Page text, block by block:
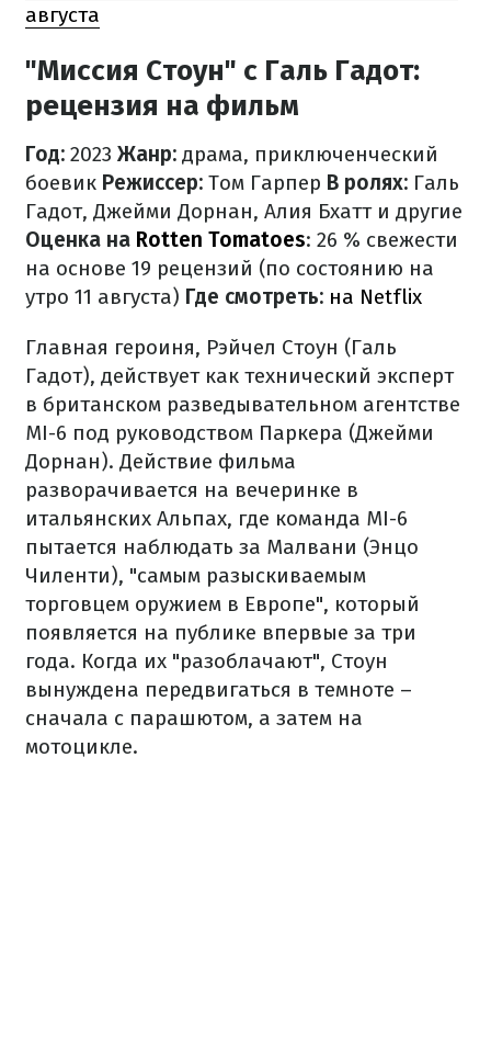
августа
"Миссия Стоун" с Галь Гадот:
рецензия на фильм
Год: 2023 Жанр: драма, приключенческий
боевик Режиссер: Том Гарпер В ролях: Галь
Гадот, Джейми Дорнан, Алия Бхатт и другие
Оценка на Rotten Tomatoes: 26 % свежести
на основе 19 рецензий (по состоянию на
утро 11 августа) Где смотреть: на Netflix
Главная героиня, Рэйчел Стоун (Галь
Гадот), действует как технический эксперт
в британском разведывательном агентстве
MI-6 под руководством Паркера (Джейми
Дорнан). Действие фильма
разворачивается на вечеринке в
итальянских Альпах, где команда MI-6
пытается наблюдать за Малвани (Энцо
Чиленти), "самым разыскиваемым
торговцем оружием в Европе", который
появляется на публике впервые за три
года. Когда их "разоблачают", Стоун
вынуждена передвигаться в темноте –
сначала с парашютом, а затем на
мотоцикле.